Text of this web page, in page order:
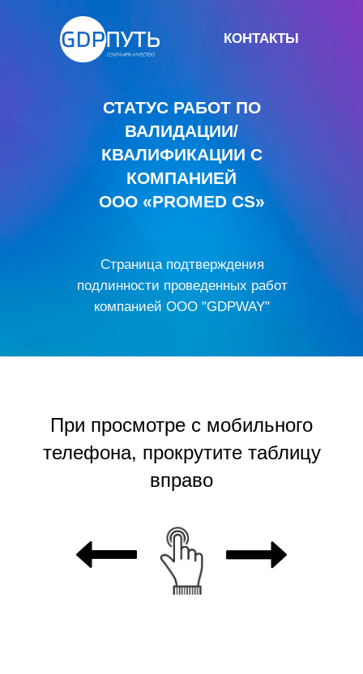
СТАТУС РАБОТ ПО
ВАЛИДАЦИИ/
КВАЛИФИКАЦИИ С
КОМПАНИЕЙ
OOO «PROMED CS»
КОНТАКТЫ
Страница подтверждения
подлинности проведенных работ
компанией ООО "GDPWAY"
При просмотре с мобильного
телефона, прокрутите таблицу
вправо